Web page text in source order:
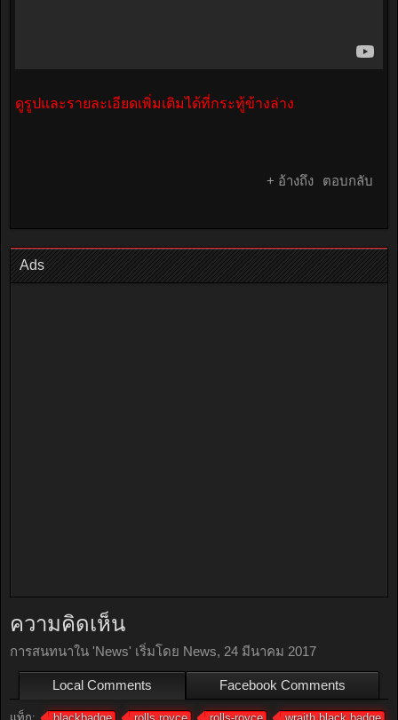
ดูรูปและรายละเอียดเพิ่มเติมได้ที่กระทู้ข้างล่าง
+ อ้างถึง ตอบกลับ
Ads
ความคิดเห็น
การสนทนาใน 'News' เริ่มโดย News, 24 มีนาคม 2017
Local Comments Facebook Comments